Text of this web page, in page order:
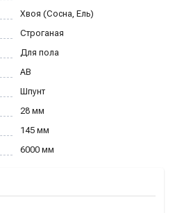
Хвоя (Сосна, Ель)
Строганая
Для пола
AB
Шпунт
28 мм
145 мм
6000 мм